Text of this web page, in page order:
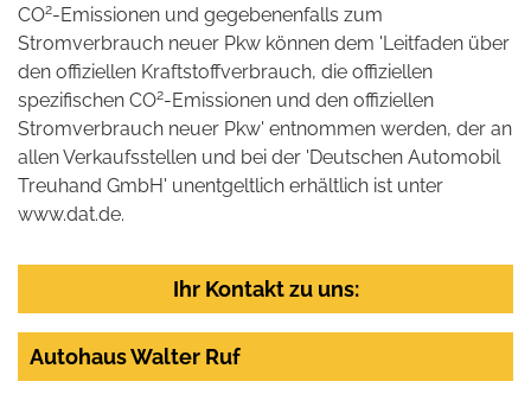
CO2-Emissionen und gegebenenfalls zum
Stromverbrauch neuer Pkw können dem 'Leitfaden über
den offiziellen Kraftstoffverbrauch, die offiziellen
spezifischen CO2-Emissionen und den offiziellen
Stromverbrauch neuer Pkw' entnommen werden, der an
allen Verkaufsstellen und bei der 'Deutschen Automobil
Treuhand GmbH' unentgeltlich erhältlich ist unter
www.dat.de.
Ihr Kontakt zu uns:
Autohaus Walter Ruf